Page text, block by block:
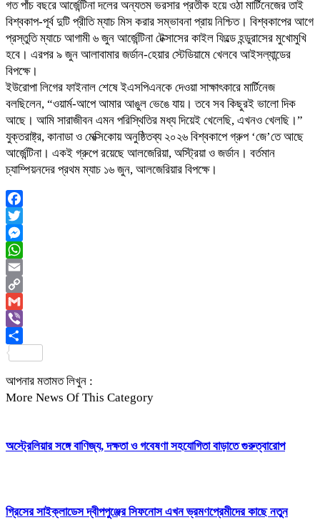
গত পাঁচ বছরে আর্জেন্টিনা দলের অন্যতম ভরসার প্রতীক হয়ে ওঠা মার্টিনেজের তাই
বিশ্বকাপ-পূর্ব দুটি প্রীতি ম্যাচ মিস করার সম্ভাবনা প্রায় নিশ্চিত। বিশ্বকাপের আগে
প্রস্তুতি ম্যাচে আগামী ৬ জুন আর্জেন্টিনা টেক্সাসের কাইল ফিল্ডে হন্ডুরাসের মুখোমুখি
হবে। এরপর ৯ জুন আলাবামার জর্ডান-হেয়ার স্টেডিয়ামে খেলবে আইসল্যান্ডের
বিপক্ষে।
ইউরোপা লিগের ফাইনাল শেষে ইএসপিএনকে দেওয়া সাক্ষাৎকারে মার্টিনেজ
বলছিলেন, “ওয়ার্ম-আপে আমার আঙুল ভেঙে যায়। তবে সব কিছুরই ভালো দিক
আছে। আমি সারাজীবন এমন পরিস্থিতির মধ্য দিয়েই খেলেছি, এখনও খেলছি।”
যুক্তরাষ্ট্র, কানাডা ও মেক্সিকোয় অনুষ্ঠিতব্য ২০২৬ বিশ্বকাপে গ্রুপ ‘জে’তে আছে
আর্জেন্টিনা। একই গ্রুপে রয়েছে আলজেরিয়া, অস্ট্রিয়া ও জর্ডান। বর্তমান
চ্যাম্পিয়নদের প্রথম ম্যাচ ১৬ জুন, আলজেরিয়ার বিপক্ষে।
Facebook
Twitter
Messenger
WhatsApp
Email
Copy
Link
Gmail
Viber
আপনার মতামত লিখুন :
More News Of This Category
অস্ট্রেলিয়ার সঙ্গে বাণিজ্য, দক্ষতা ও গবেষণা সহযোগিতা বাড়াতে গুরুত্বারোপ
গ্রিসের সাইক্লাডেস দ্বীপপুঞ্জের সিফনোস এখন ভ্রমণপ্রেমীদের কাছে নতুন